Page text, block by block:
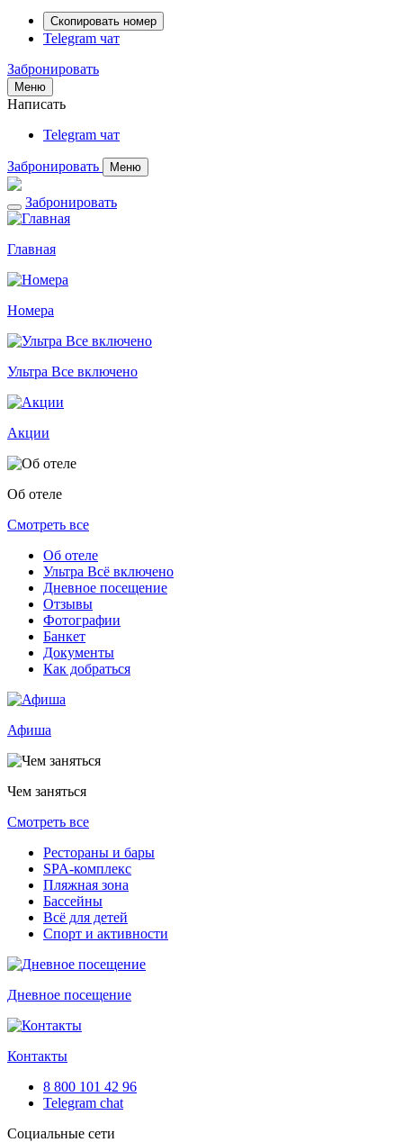
Скопировать номер
Telegram чат
Забронировать
Меню
Написать
Telegram чат
Забронировать Меню
Забронировать
Главная
Номера
Ультра Все включено
Акции
Об отеле
Смотреть все
Об отеле
Ультра Всё включено
Дневное посещение
Отзывы
Фотографии
Банкет
Документы
Как добраться
Афиша
Чем заняться
Смотреть все
Рестораны и бары
SPA-комплекс
Пляжная зона
Бассейны
Всё для детей
Спорт и активности
Дневное посещение
Контакты
8 800 101 42 96
Telegram chat
Социальные сети